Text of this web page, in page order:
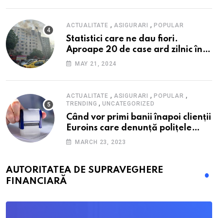
ACTUALITATE , ASIGURARI ,POPULAR
Statistici care ne dau fiori.
Aproape 20 de case ard zilnic în
România, iar pagubele au
nici 40 de lei pe lună
MAY 21, 2024
ACTUALITATE , ASIGURARI ,POPULAR ,
TRENDING ,UNCATEGORIZED
Când vor primi banii înapoi clienții
Euroins care denunță polițele
RCA? Toți pașii și toate termenele
MARCH 23, 2023
AUTORITATEA DE SUPRAVEGHERE
FINANCIARĂ